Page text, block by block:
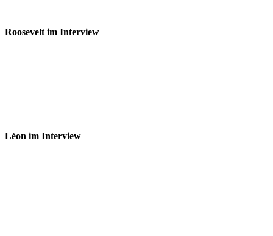
Roosevelt im Interview
Léon im Interview